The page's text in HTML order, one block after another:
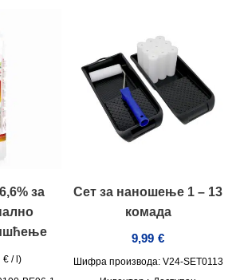
за
€ / )
Сет за наношење 1 – 13
комада
9,99 €
Шифра производа: V24-SET0113